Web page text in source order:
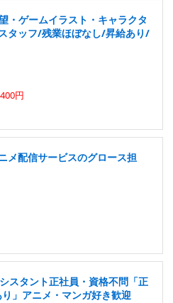
・ゲームイラスト・キャラクタ
タッフ/残業ほぼなし/昇給あり/
円
メ配信サービスのグロース担
スタント正社員・資格不問「正
」アニメ・マンガ好き歓迎